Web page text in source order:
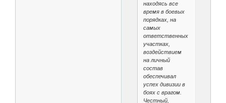
находясь все
время в боевых
порядках, на
самых
ответственных
участках,
воздействием
на личный
состав
обеспечивал
успех дивизии в
боях с врагом.
Честный,